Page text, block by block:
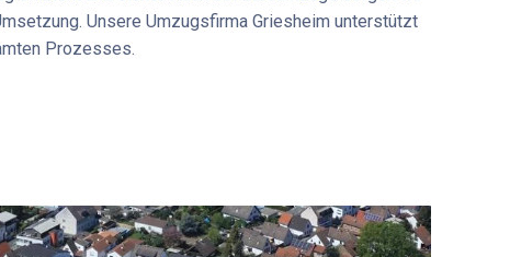
UnsereUmzugsfirma Griesheim unterstützt
Prozesses.